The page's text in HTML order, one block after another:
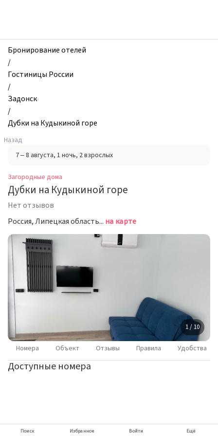
дома,
Дубки
на
Кудыкиной
горе,
Задонск,
Россия
Бронирование отелей
/
Гостиницы России
/
Задонск
/
Дубки на Кудыкиной горе
Назад
7 – 8 августа, 1 ночь, 2 взрослых
Загородные дома
Дубки на Кудыкиной горе
Нет отзывов
Россия, Липецкая область, Задонский муниципальный округ, село Каменка, улица П.Н. Хвостова, 16 на карте
1 / 10
Номера Объект Отзывы Правила Удобства
Доступные номера
Поиск Избранное Войти Ещё